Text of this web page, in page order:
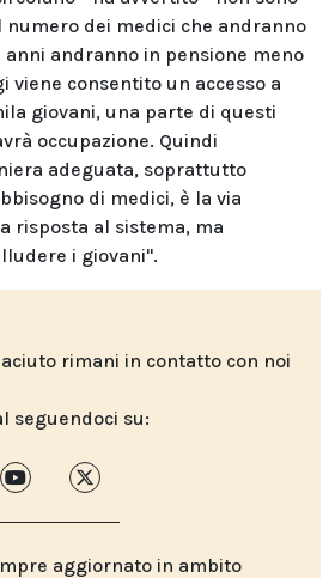
numero dei medici che andranno
anni andranno in pensione meno
viene consentito un accesso a
giovani, una parte di questi
occupazione. Quindi
adeguata, soprattutto
di medici, è la via
risposta al sistema, ma
i giovani".
rimani in contatto con noi
seguendoci su:
aggiornato in ambito